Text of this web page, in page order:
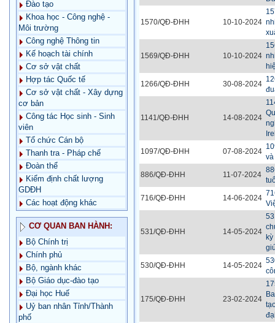
Đào tạo
Khoa học - Công nghệ -
Môi trường
Công nghệ Thông tin
Kế hoạch tài chính
Cơ sở vật chất
Hợp tác Quốc tế
Cơ sở vật chất - Xây dựng
cơ bản
Công tác Học sinh - Sinh
viên
Tổ chức Cán bộ
Thanh tra - Pháp chế
Đoàn thể
Kiểm định chất lượng
GDĐH
Các hoạt động khác
CƠ QUAN BAN HÀNH:
Bộ Chính trị
Chính phủ
Bộ, ngành khác
Bộ Giáo dục-đào tạo
Đại học Huế
Uỷ ban nhân Tỉnh/Thành
phố
1570/QĐ-ĐHH 10-10-2024
1569/QĐ-ĐHH 10-10-2024
1266/QĐ-ĐHH 30-08-2024
1141/QĐ-ĐHH 14-08-2024
1097/QĐ-ĐHH 07-08-2024
886/QĐ-ĐHH 11-07-2024
716/QĐ-ĐHH 14-06-2024
531/QĐ-ĐHH 14-05-2024
530/QĐ-ĐHH 14-05-2024
175/QĐ-ĐHH 23-02-2024